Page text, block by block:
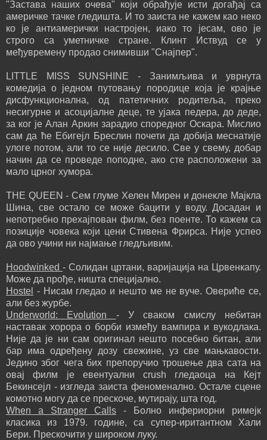
"Застава наших очева" који обрађује исти догађај са
америчке тачке гледишта. И то заиста не кажем као неко
ко је антиамерички настројен, иако то јесам, ово је
строго са уметничке стране. Клинт Иствуд се у
међувремену продао снимивши "Снајпер".
LITTLE MISS SUNSHINE - Занимљива и уврнута
комедија о једном путовању породице која је крајње
дисфункционална, од патетичних родитеља, преко
несигурне и асоцијалне деце, те ујака педера, до деде,
за ког је Алан Аркин зарадио споредног Оскара. Мислио
сам да ће Ебигејл Бреслин почети да добија меснатије
улоге потом, али то се није десило. Све у свему, добар
начин да се проведе поподне, ако сте расположени за
мало црног хумора.
THE QUEEN - Сем глуме Хелен Мирен и донекле Мајкла
Шина, све остало се може бацити у воду. Досадан и
непотребно прехајпован филм, без поенте. То кажем са
позиције човека који цени Стивена Фрирса. Није успео
да ово учини ни најмање гледљивим.
Hoodwinked - Солидан цртани, варијација на Црвенкапу.
Може да прође, ништа специјално.
Hostel - Нисам гледао и нешто ме не вуче. Овериће се,
али без журбе.
Underworld: Evolution - У сваком смислу небитан
наставак хорора о борби између вампира и вукодлака.
Није да је ни сам оригинал нешто посебно битан, али
бар има одређену дозу свежине, уз све мањкавости.
Једино због чега бих препоручио трошење два сата на
овај филм је евентуални crush гледаоца на Кејт
Бекинсејл - изгледа заиста феноменално. Остале сцене
комотно могу да се прескоче, мутирају, шта год.
When a Stranger Calls - Болно инфериорни римејк
класика из 1979. године, са супер-иритантном Хали
Бери. Прескочити у широком луку.